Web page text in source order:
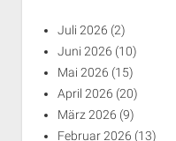
Juli 2026 (2)
Juni 2026 (10)
Mai 2026 (15)
April 2026 (20)
März 2026 (9)
Februar 2026 (13)